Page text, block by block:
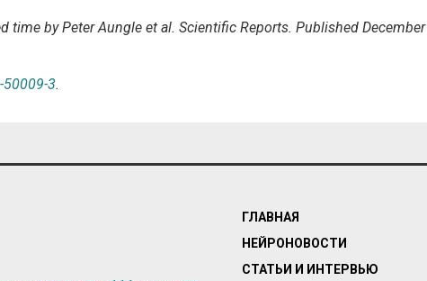
time by Peter Aungle et al. Scientific Reports. Published December
3.
ГЛАВНАЯ
НЕЙРОНОВОСТИ
СТАТЬИ И ИНТЕРВЬЮ